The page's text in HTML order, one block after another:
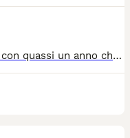
Cane bulldog francese blue merle con quassi un anno che li farà il 20/08/2026.purtroppo mi rammarica dover lasciarlo andare . Purtroppo mi debo sposare molto al estero e non riesco a tenerlo